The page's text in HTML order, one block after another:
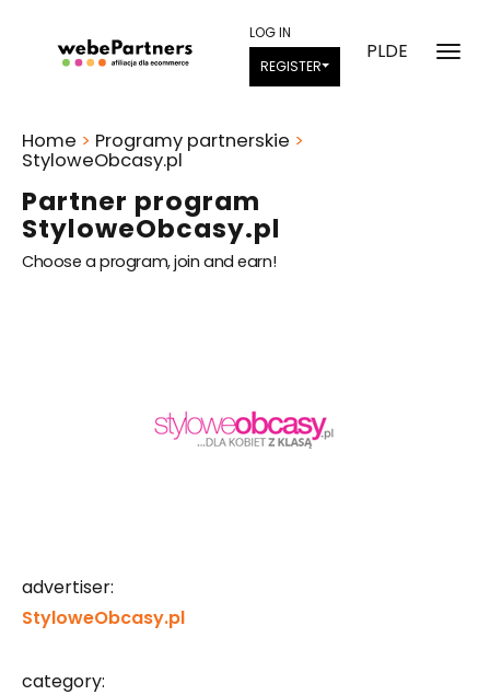
PLDE
LOG IN
REGISTER
Partner program
StyloweObcasy.pl
Choose a program, join and earn!
Home > Programy partnerskie >
StyloweObcasy.pl
advertiser:
StyloweObcasy.pl
category: